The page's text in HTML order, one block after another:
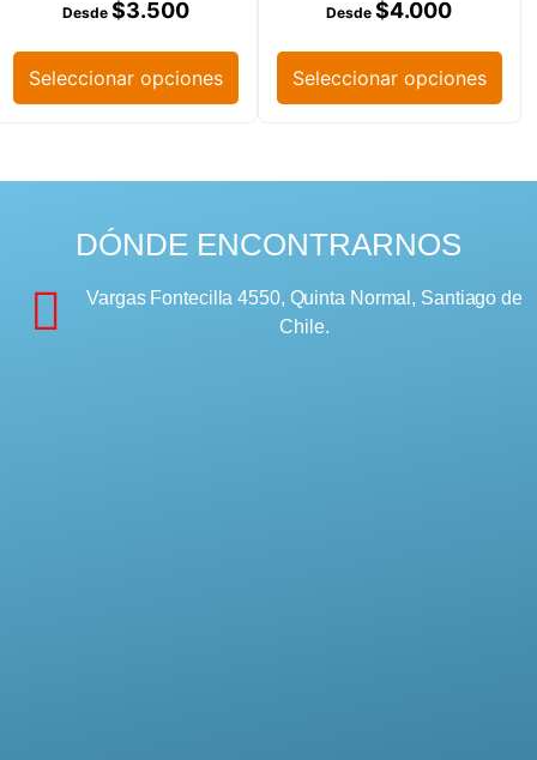
$3.500
Seleccionar opciones
$4.000
Seleccionar opciones
DÓNDE ENCONTRARNOS
Vargas Fontecilla 4550, Quinta Normal, Santiago de
Chile.